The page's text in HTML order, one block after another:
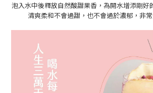
泡入水中後釋放自然酸甜果香， 為開水增添剛好
清爽柔和不會過甜，也不會過於濃郁，非